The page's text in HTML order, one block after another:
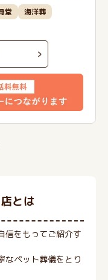
堂
海洋葬
とは
信をもってご紹介す
なペット葬儀をとり